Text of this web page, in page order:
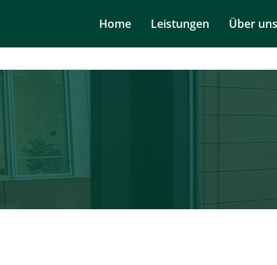
überspringen
Home Leistungen Über uns